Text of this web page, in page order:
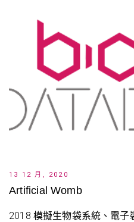
13 12 月, 2020
Artificial Womb
2018 模擬生物袋系統、電子